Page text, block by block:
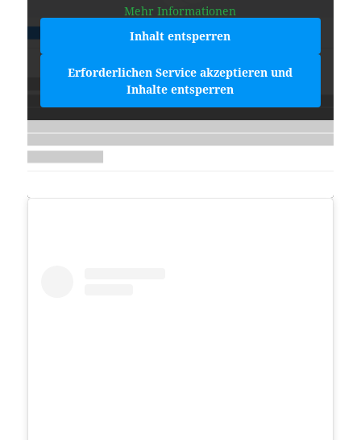
Mehr Informationen
Inhalt entsperren
Erforderlichen Service akzeptieren und
Inhalte entsperren